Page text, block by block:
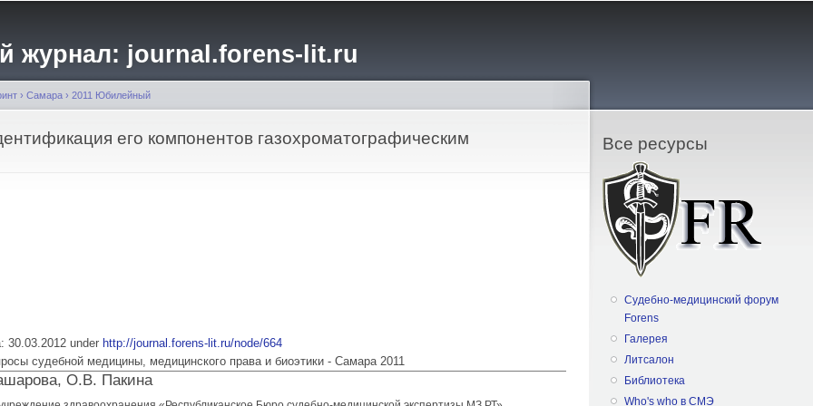
содержанию
журнал: journal.forens-lit.ru
› Самара › 2011 Юбилейный
его компонентов газохроматографическим
30.03.2012 under http://journal.forens-lit.ru/node/664
судебной медицины, медицинского права и биоэтики - Самара 2011
О.В. Пакина
Все ресурсы
Судебно-медицинский форум
Forens
Галерея
Литсалон
Библиотека
Who's who в СМЭ